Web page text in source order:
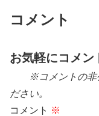
コメント
お気軽にコメン
※コメントの非公
ださい。
コメント ※